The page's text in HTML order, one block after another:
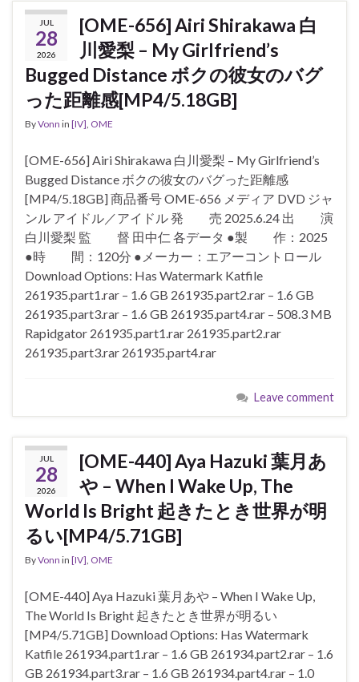
JUL
28
2026
[OME-656] Airi Shirakawa 白
川愛梨 – My Girlfriend’s
Bugged Distance ボクの彼女のバグ
った距離感[MP4/5.18GB]
ByVonn in [IV], OME
[OME-656] Airi Shirakawa 白川愛梨 – My Girlfriend’s
Bugged Distance ボクの彼女のバグった距離感
[MP4/5.18GB] 商品番号 OME-656 メディア DVD ジャ
ンル アイドル／アイドル 発 売 2025.6.24 出 演
白川愛梨 監 督 田中仁 各データ ●製 作：2025
●時 間：120分 ●メーカー：エアーコントロール
Download Options: Has Watermark Katfile
261935.part1.rar – 1.6 GB 261935.part2.rar – 1.6 GB
261935.part3.rar – 1.6 GB 261935.part4.rar – 508.3 MB
Rapidgator 261935.part1.rar 261935.part2.rar
261935.part3.rar 261935.part4.rar
Leave comment
JUL
28
2026
[OME-440] Aya Hazuki 葉月あ
や – When I Wake Up, The
World Is Bright 起きたとき世界が明
るい[MP4/5.71GB]
ByVonn in [IV], OME
[OME-440] Aya Hazuki 葉月あや – When I Wake Up,
The World Is Bright 起きたとき世界が明るい
[MP4/5.71GB] Download Options: Has Watermark
Katfile 261934.part1.rar – 1.6 GB 261934.part2.rar – 1.6
GB 261934.part3.rar – 1.6 GB 261934.part4.rar – 1.0